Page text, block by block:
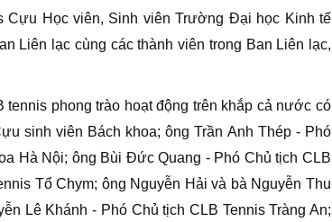
Cựu Học viên, Sinh viên Trường Đại học Kinh tế
Liên lạc cùng các thành viên trong Ban Liên lạc,
phong trào hoạt động trên khắp cả nước có
sinh viên Bách khoa; ông Trần Anh Thép - Phó
Hà Nội; ông Bùi Đức Quang - Phó Chủ tịch CLB
Tổ Chym; ông Nguyễn Hải và bà Nguyễn Thu
Lê Khánh - Phó Chủ tịch CLB Tennis Tràng An;